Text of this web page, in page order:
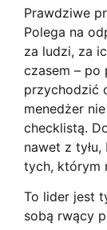
Prawdziwe
Polega na
za ludzi, za
czasem – po
przychodzić
menedżer
checklistą.
nawet z
tych, którym
To lider jest
sobą rwący